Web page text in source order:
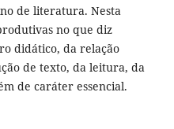
de literatura. Nesta
no que diz
didático, da relação
de texto, da leitura, da
de caráter essencial.